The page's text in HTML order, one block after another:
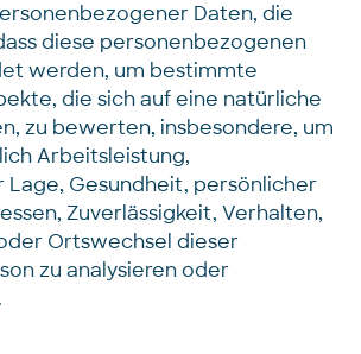
Daten, die
diese personenbezogenen
werden, um bestimmte
die sich auf eine natürliche
zu bewerten, insbesondere, um
Arbeitsleistung,
Gesundheit, persönlicher
Zuverlässigkeit, Verhalten,
Ortswechsel dieser
zu analysieren oder